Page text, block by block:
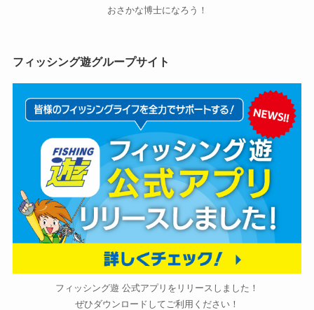
おさかな博士になろう！
フィッシング遊グループサイト
フィッシング遊 公式アプリをリリースしました！
ぜひダウンロードしてご利用ください！